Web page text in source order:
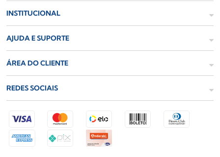
INSTITUCIONAL
AJUDA E SUPORTE
ÁREA DO CLIENTE
REDES SOCIAIS